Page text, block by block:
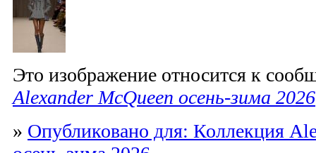
Это изображение относится к
Alexander McQueen осень-зима 2026
» Опубликовано для: Коллекция